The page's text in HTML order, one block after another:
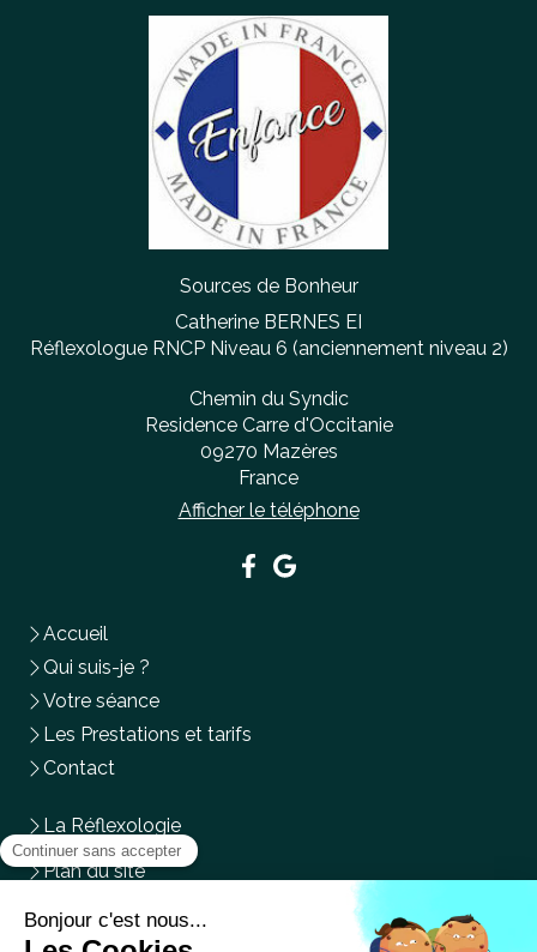
Sources de Bonheur
Catherine BERNES EI
Réflexologue RNCP Niveau 6 (anciennement niveau 2)
Chemin du Syndic
Residence Carre d'Occitanie
09270 Mazères
France
Afficher le téléphone
Accueil
Qui suis-je ?
Votre séance
Les Prestations et tarifs
Contact
La Réflexologie
Plan du site